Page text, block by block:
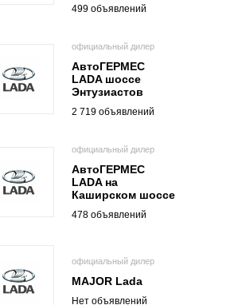
499 объявлений
официальный дилер
АвтоГЕРМЕС
LADA шоссе
Энтузиастов
2 719 объявлений
официальный дилер
АвтоГЕРМЕС
LADA на
Каширском шоссе
478 объявлений
официальный дилер
MAJOR Lada
Нет объявлений